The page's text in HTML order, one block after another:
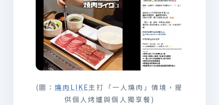
(圖： 燒肉LIKE主打「一人燒肉」情境，提
供個人烤爐與個人獨享餐)